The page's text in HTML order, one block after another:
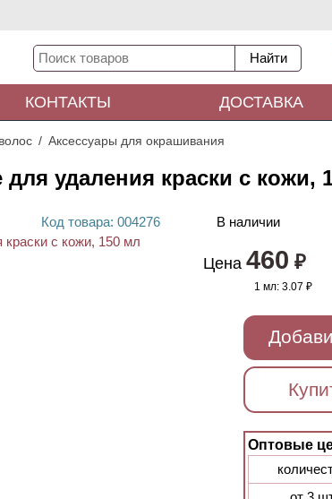
КОНТАКТЫ ДОСТАВКА
Аксессуары для окрашивания
удаления краски с кожи,
Код товара: 004276 В наличии
Цена 460 ₽
1 мл: 3.07 ₽
Оптовые